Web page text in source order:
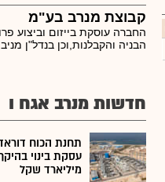
קבוצת מנרב בע"מ
החברה עוסקת בייזום וביצוע
הבניה והקבלנות,וכן בנדל"ן מניב
חדשות מנרב אגח ו
תחנת הכוח
מיליארד שקל